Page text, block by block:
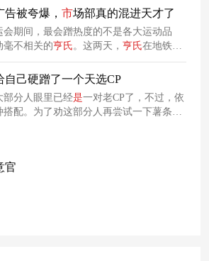
，网友们也都纷纷夸赞这个谐音梗有创
被夸爆， 市场部真的混进天才了
期间，最会蹭热度的不是各大运动品
毫不相关的亨氏 。这两天， 亨氏在地铁里
般的脑洞创意，将番茄酱产品跟全运会
一起，这则创意直接爆火出圈了。
自己硬蹭了一个天选CP
部分人眼里已经是一对老CP了，不过，依
配。为了劝这部分人再尝试一下薯条蘸
官